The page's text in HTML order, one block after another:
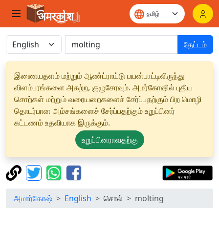
தேட்டம்
இணையதளம் மற்றும் ஆண்ட்ராய்டு பயன்பாட்டிலிருந்து
விளம்பரங்களை அகற்ற, குழுசேரவும். அமர்கோஷில் புதிய
சொற்கள் மற்றும் வரையறைகளைச் சேர்ப்பதற்கும் பிற மொழி
தொடர்பான அம்சங்களைச் சேர்ப்பதற்கும் உறுப்பினர்
கட்டணம் உதவியாக இருக்கும்.
உறுப்பினராவதற்கு
அமார்கோஷ் English சொல் molting